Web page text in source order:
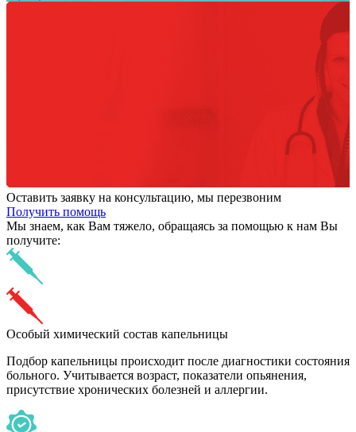
Оставить заявку на консультацию, мы перезвоним
Получить помощь
Мы знаем, как Вам тяжело, обращаясь за помощью к нам Вы
получите:
Особый химический состав капельницы
Подбор капельницы происходит после диагностики состояния
больного. Учитывается возраст, показатели опьянения,
присутствие хронических болезней и аллергии.